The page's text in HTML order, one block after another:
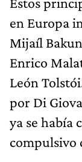
en Europa
Mijaíl
Enrico
León
por Di
ya se había
compulsivo